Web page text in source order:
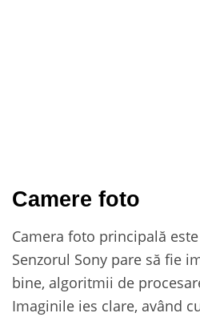
Camere foto
Camera foto principală
Senzorul Sony pare să fie
bine, algoritmii de
Imaginile ies clare, având